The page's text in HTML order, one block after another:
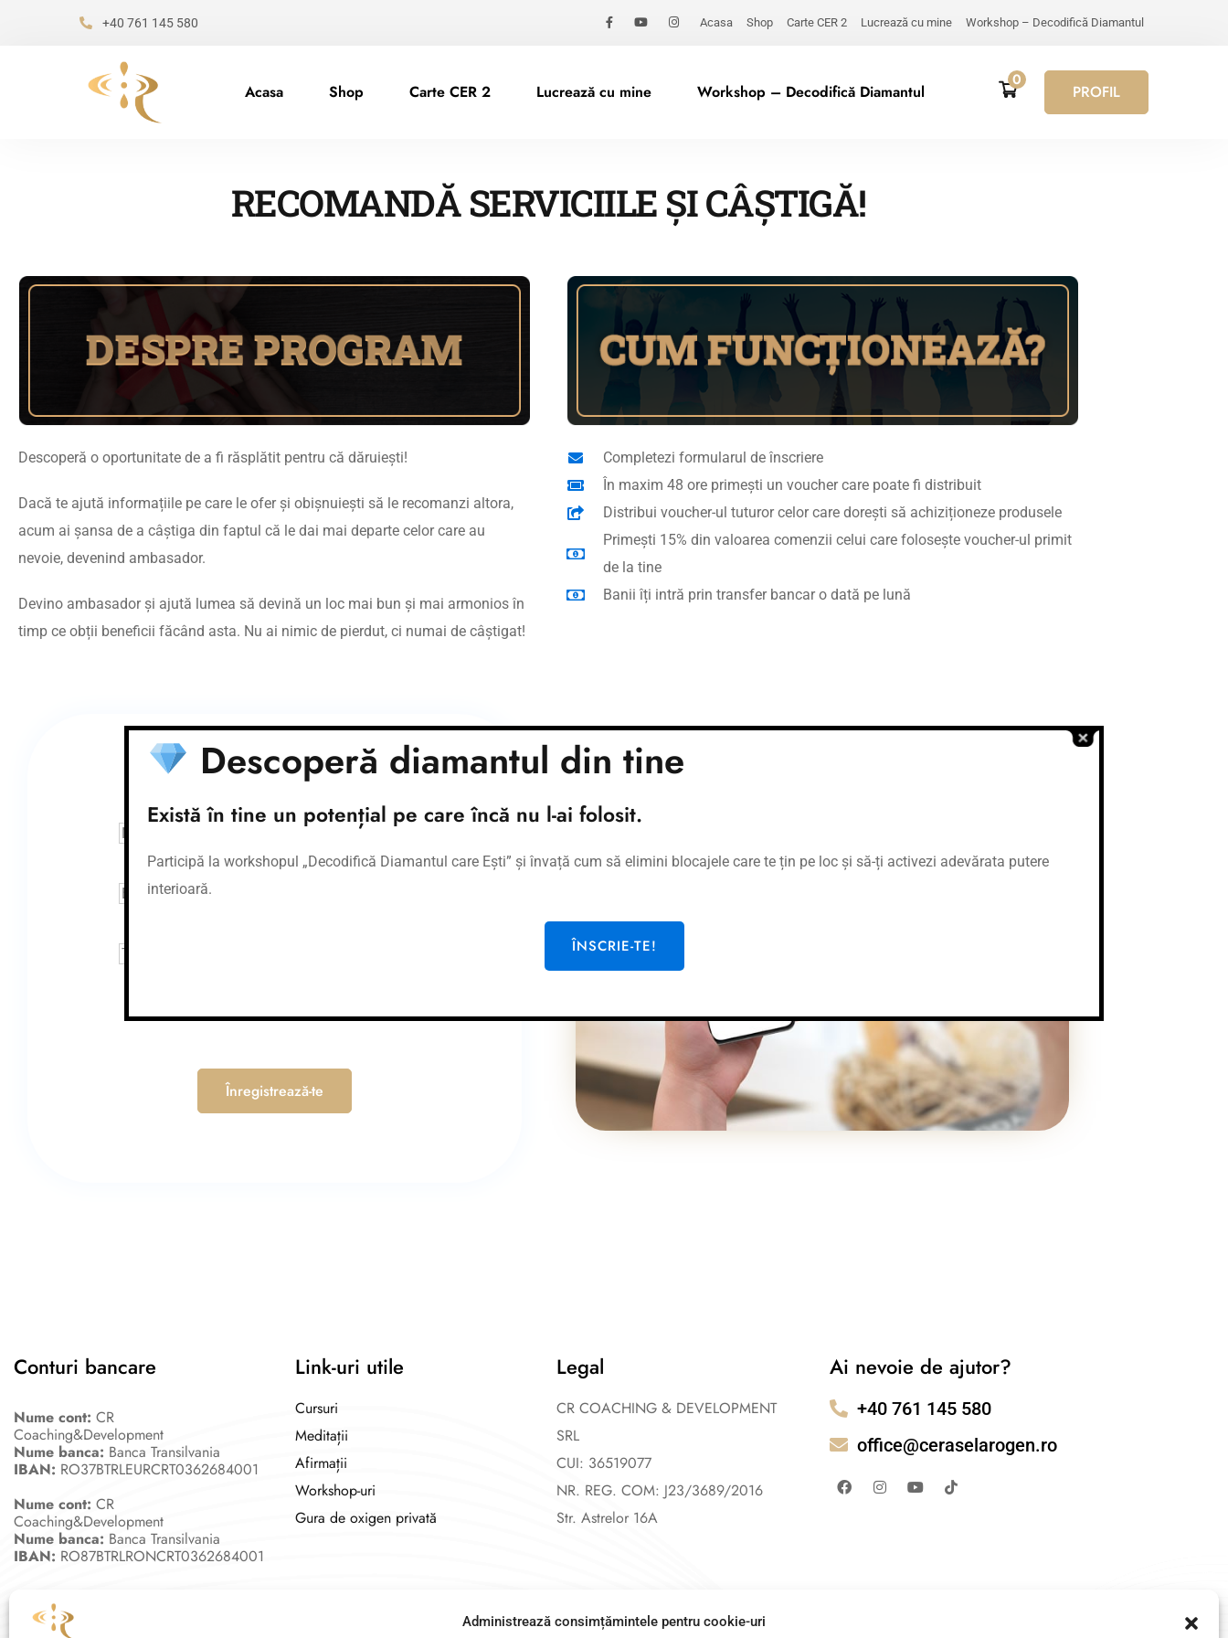
Administrează consimțămintele pentru cookie-uri
+40 761 145 580 Acasa Shop Carte CER 2 Lucrează cu mine Workshop – Decodifică Diamantul
Acasa Shop Carte CER 2 Lucrează cu mine Workshop – Decodifică Diamantul
0
PROFIL
RECOMANDĂ SERVICIILE ȘI CÂȘTIGĂ!
Descoperă o oportunitate de a fi răsplătit pentru că dăruiești!
Dacă te ajută informațiile pe care le ofer și obișnuiești să le recomanzi altora,
acum ai șansa de a câștiga din faptul că le dai mai departe celor care au
nevoie, devenind ambasador.
Devino ambasador și ajută lumea să devină un loc mai bun și mai armonios în
timp ce obții beneficii făcând asta. Nu ai nimic de pierdut, ci numai de câștigat!
Completezi formularul de înscriere
În maxim 48 ore primești un voucher care poate fi distribuit
Distribui voucher-ul tuturor celor care dorești să achiziționeze produsele
Primești 15% din valoarea comenzii celui care folosește voucher-ul primit
de la tine
Banii îți intră prin transfer bancar o dată pe lună
Completează
formularul de mai jos
Sunt de acord cu Termenii si conditiile.
Conturi bancare
Nume cont: CR
Coaching&Development
Nume banca: Banca Transilvania
IBAN: RO37BTRLEURCRT0362684001
Nume cont: CR
Coaching&Development
Nume banca: Banca Transilvania
IBAN: RO87BTRLRONCRT0362684001
Link-uri utile
Cursuri
Meditații
Afirmații
Workshop-uri
Gura de oxigen privată
Legal
CR COACHING & DEVELOPMENT
SRL
CUI: 36519077
NR. REG. COM: J23/3689/2016
Str. Astrelor 16A
Ai nevoie de ajutor?
+40 761 145 580
office@ceraselarogen.ro
Descoperă diamantul din tine
Există în tine un potențial pe care încă nu l-ai folosit.
Participă la workshopul „Decodifică Diamantul care Ești” și învață cum să elimini blocajele care te țin pe loc și să-ți activezi adevărata putere
interioară.
ÎNSCRIE-TE!